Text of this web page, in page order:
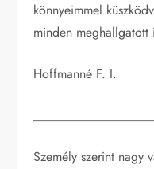
könnyeimmel
minden meghallgatott
Hoffmanné F. I.
Személy szerint nagy